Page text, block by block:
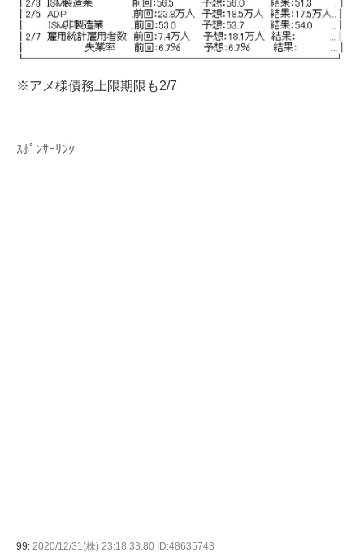
※アメ様債務上限期限も2/7
ｽﾎﾟﾝｻｰﾘﾝｸ
99: 2020/12/31(株) 23:18:33.80 ID:48635743